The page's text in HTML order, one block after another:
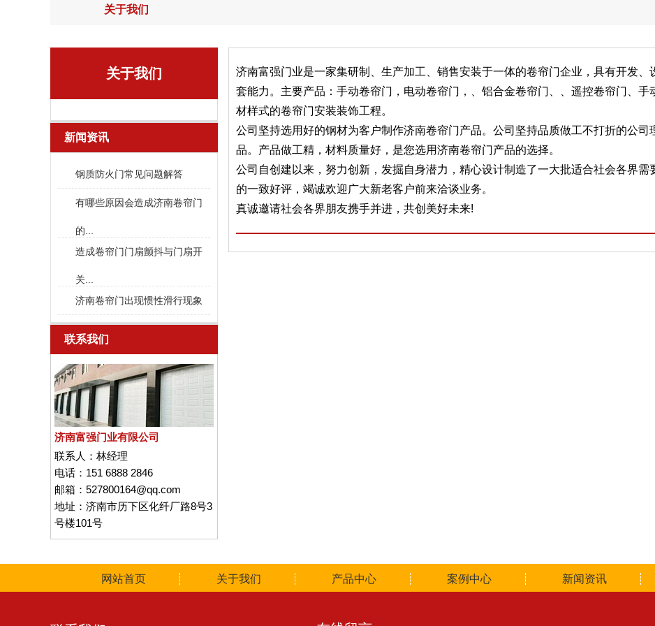
关于我们
关于我们
新闻资讯
钢质防火门常见问题解答
有哪些原因会造成济南卷帘门
的...
造成卷帘门门扇颤抖与门扇开
关...
济南卷帘门出现惯性滑行现象
联系我们
济南富强门业有限公司
联系人： 林经理
电话： 151 6888 2846
邮箱： 527800164@qq.com
地址： 济南市历下区化纤厂路8号3
号楼101号
济南富强门业是一家集研制、生产加工、销售安装于一体的卷帘门企业，具有开发
套能力。主要产品：手动卷帘门，电动卷帘门，、铝合金卷帘门、、遥控卷帘门、
材样式的卷帘门安装装饰工程。
公司坚持选用好的钢材为客户制作济南卷帘门产品。公司坚持品质做工不打折的公
品。产品做工精，材料质量好，是您选用济南卷帘门产品的选择。
公司自创建以来，努力创新，发掘自身潜力，精心设计制造了一大批适合社会各界
的一致好评，竭诚欢迎广大新老客户前来洽谈业务。
真诚邀请社会各界朋友携手并进，共创美好未来!
网站首页 关于我们 产品中心 案例中心 新闻资讯